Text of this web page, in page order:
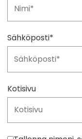
Sähköposti*
Kotisivu